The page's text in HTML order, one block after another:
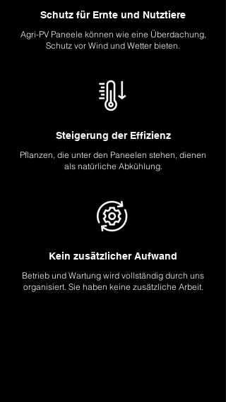
Schutz für Ernte und Nutztiere
Agri-PV Paneele können wie eine Überdachung,
Schutz vor Wind und Wetter bieten.
Steigerung der Effizienz
Pflanzen, die unter den Paneelen stehen, dienen
als natürliche Abkühlung.
Kein zusätzlicher Aufwand
Betrieb und Wartung wird vollständig durch uns
organisiert. Sie haben keine zusätzliche Arbeit.